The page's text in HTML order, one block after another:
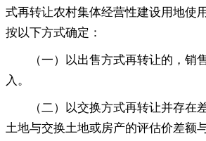
式再转让农村集体经营性建设用地使
按以下方式确定：
（一）以出售方式再转让的 ， 销
入。
（二）以交换方式再转让并存在
土地与交换土地或房产的评估价差额